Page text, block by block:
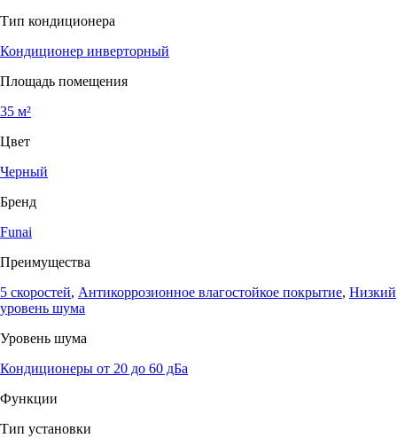
Тип кондиционера
Кондиционер инверторный
Площадь помещения
35 м²
Цвет
Черный
Бренд
Funai
Преимущества
5 скоростей, Антикоррозионное влагостойкое покрытие, Низкий
уровень шума
Уровень шума
Кондиционеры от 20 до 60 дБа
Функции
Тип установки